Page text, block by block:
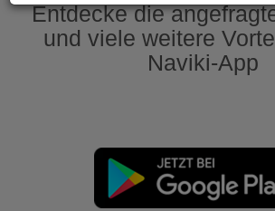
Entdecke die
und viele weitere
Naviki-App